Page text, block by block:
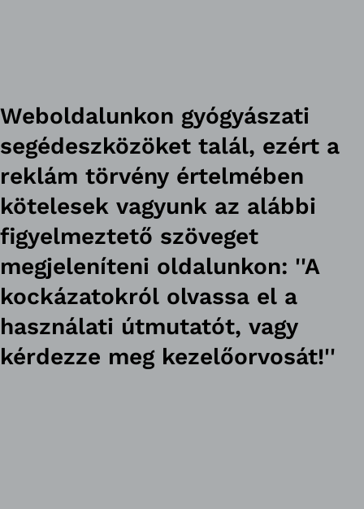
Weboldalunkon gyógyászati
segédeszközöket talál, ezért a
reklám törvény értelmében
kötelesek vagyunk az alábbi
figyelmeztető szöveget
megjeleníteni oldalunkon: ''A
kockázatokról olvassa el a
használati útmutatót, vagy
kérdezze meg kezelőorvosát!''